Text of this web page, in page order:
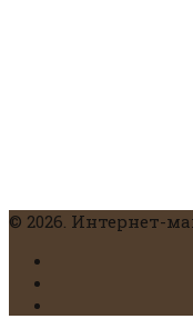
© 2026. Интернет-